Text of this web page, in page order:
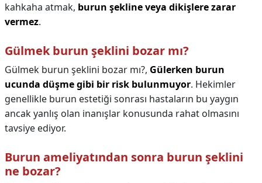
kahkaha atmak, burun şekline veya dikişlere zarar
vermez.
Gülmek burun şeklini bozar mı?
Gülmek burun şeklini bozar mı?, Gülerken burun
ucunda düşme gibi bir risk bulunmuyor. Hekimler
genellikle burun estetiği sonrası hastaların bu yaygın
ancak yanlış olan inanışlar konusunda rahat olmasını
tavsiye ediyor.
Burun ameliyatından sonra burun şeklini
ne bozar?